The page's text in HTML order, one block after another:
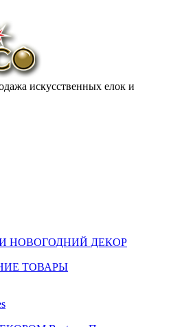
искусственных елок и
НОВОГОДНИЙ ДЕКОР
ТОВАРЫ